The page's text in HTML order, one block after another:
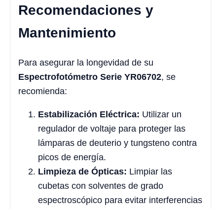
Recomendaciones y
Mantenimiento
Para asegurar la longevidad de su
Espectrofotómetro Serie YR06702, se
recomienda:
Estabilización Eléctrica: Utilizar un
regulador de voltaje para proteger las
lámparas de deuterio y tungsteno contra
picos de energía.
Limpieza de Ópticas: Limpiar las
cubetas con solventes de grado
espectroscópico para evitar interferencias